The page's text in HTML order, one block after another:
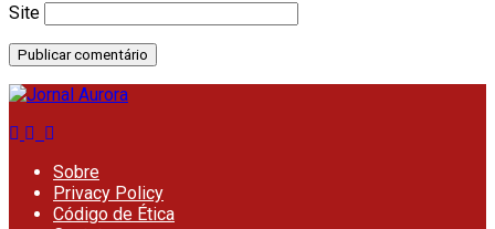
Site
Sobre
Privacy Policy
Código de Ética